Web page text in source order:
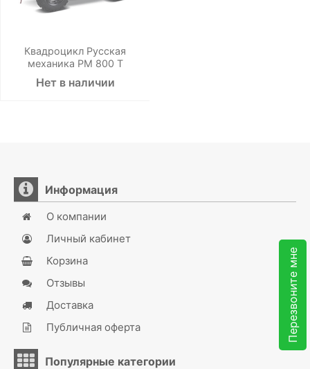
Перезвоните мне
Квадроцикл Русская
механика РМ 800 Т
Нет в наличии
Информация
О компании
Личный кабинет
Корзина
Отзывы
Доставка
Публичная оферта
Популярные категории